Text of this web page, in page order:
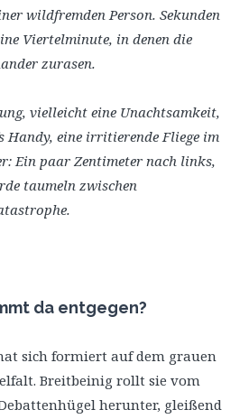
wildfremden Person. Sekunden
Viertelminute, in denen die
zurasen.
vielleicht eine Unachtsamkeit,
Handy, eine irritierende Fliege im
Ein paar Zentimeter nach links,
taumeln zwischen
da entgegen?
sich formiert auf dem grauen
Breitbeinig rollt sie vom
herunter, gleißend